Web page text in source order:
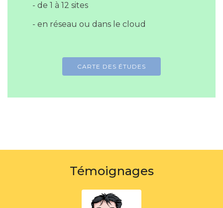
- de 1 à 12 sites
- en réseau ou dans le cloud
CARTE DES ÉTUDES
Témoignages